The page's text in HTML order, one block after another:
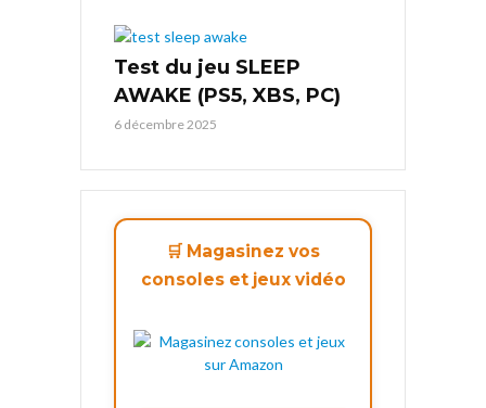
Test du jeu SLEEP
AWAKE (PS5, XBS, PC)
6 décembre 2025
🛒 Magasinez vos
consoles et jeux vidéo